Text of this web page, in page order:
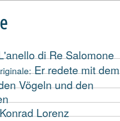
di Re Salomone
Er redete mit dem
Vögeln und den
Konrad Lorenz